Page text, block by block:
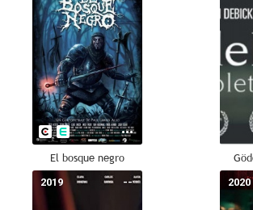
El bosque negro
--
2019 2020